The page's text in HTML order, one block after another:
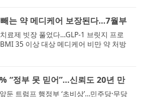
는 약 메디케어 보장된다…7월부
료제 빗장 풀었다…GLP-1 브릿지 프로
35 이상 대상 메디케어 비만 약 처방
“정부 못 믿어”…신뢰도 20년 만
둔 트럼프 행정부 ‘초비상’…민주당·무당